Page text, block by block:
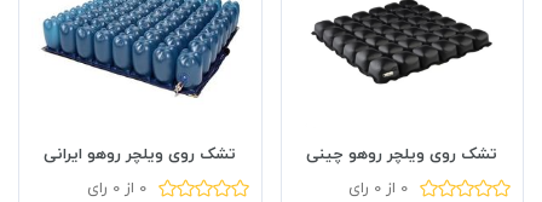
تشک روی ویلچر روهو چینی
0 از 0 رای
تشک روی ویلچر روهو ایرانی
0 از 0 رای